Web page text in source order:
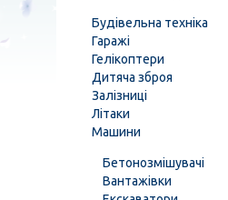
22,30 грн.
Будівельна техніка
Гаражі
Гелікоптери
Дитяча зброя
Залізниці
Літаки
Машини
Бетонозмішувачі
Вантажівки